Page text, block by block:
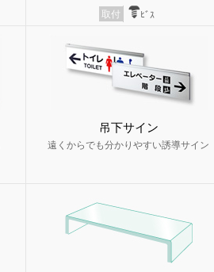
取付 ﾋﾞｽ
吊下サイン
遠くからでも分かりやすい誘導サイン